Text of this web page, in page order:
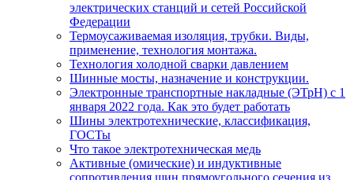
электрических станций и сетей Российской
Федерации
Термоусаживаемая изоляция, трубки. Виды,
применение, технология монтажа.
Технология холодной сварки давлением
Шинные мосты, назначение и конструкции.
Электронные транспортные накладные (ЭТрН) с 1
января 2022 года. Как это будет работать
Шины электротехнические, классификация,
ГОСТы
Что такое электротехническая медь
Активные (омические) и индуктивные
сопротивления шин прямоугольного сечения из